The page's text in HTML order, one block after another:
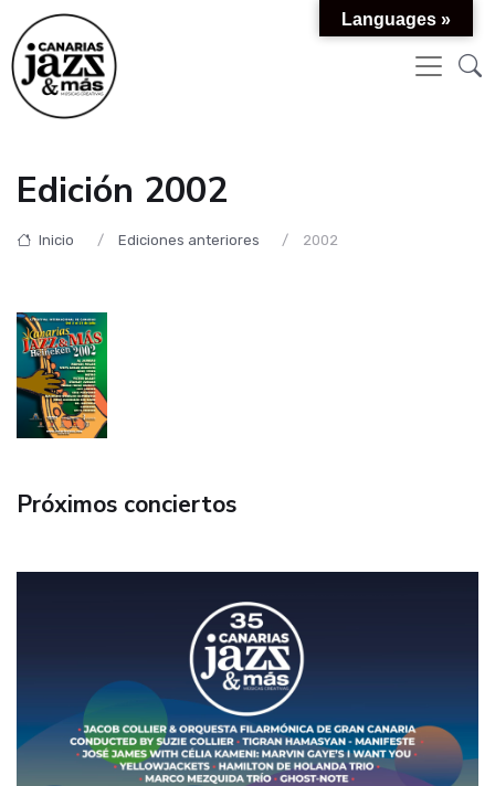
Edición 2002
Inicio Ediciones anteriores 2002
Próximos conciertos
Languages »